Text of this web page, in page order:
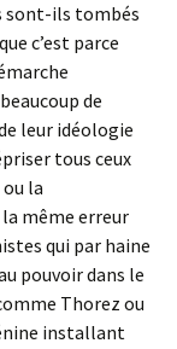
sont-ils tombés
c’est parce
de
leur idéologie
tous ceux
la
même erreur
qui par haine
pouvoir dans le
Thorez ou
installant